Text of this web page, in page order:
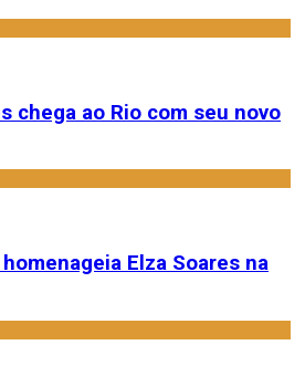
chega ao Rio com seu novo
Elza Soares na